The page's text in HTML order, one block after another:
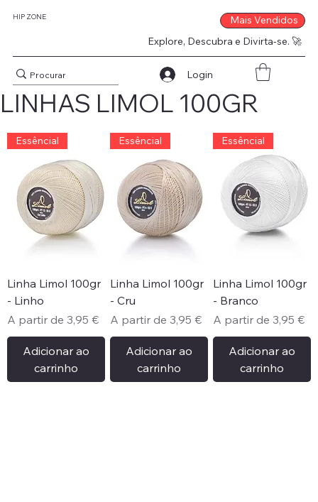
HIP ZONE
Explore, Descubra e Divirta-se. 🚀
Mais Vendidos
Login
LINHAS LIMOL 100GR
Essêncial
Linha Limol 100gr
- Linho
A partir de 3,95 €
Preço promocional
Adicionar ao
carrinho
Essêncial
Linha Limol 100gr
- Cru
A partir de 3,95 €
Preço promocional
Adicionar ao
carrinho
Essêncial
Linha Limol 100gr
- Branco
A partir de 3,95 €
Preço promocional
Adicionar ao
carrinho